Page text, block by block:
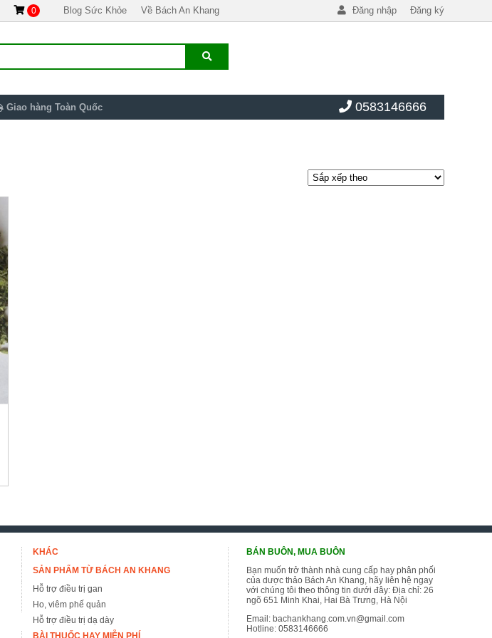
0 Blog Sức Khỏe Về Bách An Khang Đăng nhập Đăng ký
Giao hàng Toàn Quốc 0583146666
KHÁC
SẢN PHẨM TỪ BÁCH AN KHANG
Hỗ trợ điều trị gan
Ho, viêm phế quản
Hỗ trợ điều trị dạ dày
BÀI THUỐC HAY MIỄN PHÍ
BÁN BUÔN, MUA BUÔN
Bạn muốn trở thành nhà cung cấp hay phân phối
của dược thảo Bách An Khang, hãy liên hệ ngay
với chúng tôi theo thông tin dưới đây: Địa chỉ: 26
ngõ 651 Minh Khai, Hai Bà Trưng, Hà Nội
Email:bachankhang.com.vn@gmail.com
Hotline:0583146666